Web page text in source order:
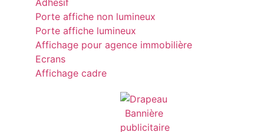
Adhesif
Porte affiche non lumineux
Porte affiche lumineux
Affichage pour agence immobilière
Ecrans
Affichage cadre